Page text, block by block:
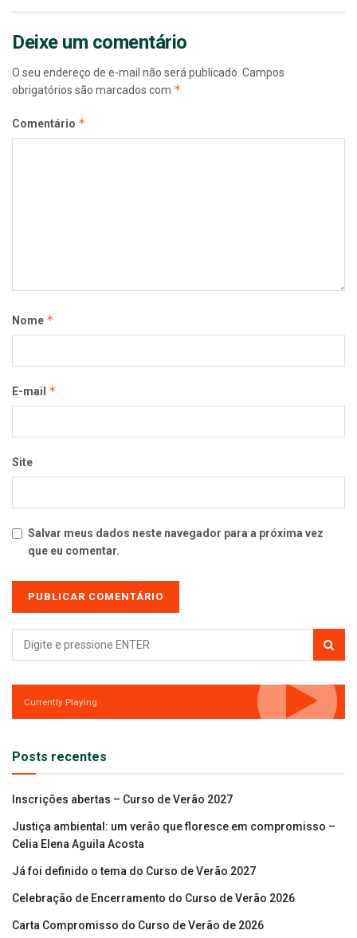
Deixe um comentário
O seu endereço de e-mail não será publicado. Campos
obrigatórios são marcados com *
Comentário *
Nome *
E-mail *
Site
Salvar meus dados neste navegador para a próxima vez
que eu comentar.
Currently Playing
Posts recentes
Inscrições abertas – Curso de Verão 2027
Justiça ambiental: um verão que floresce em compromisso –
Celia Elena Aguila Acosta
Já foi definido o tema do Curso de Verão 2027
Celebração de Encerramento do Curso de Verão 2026
Carta Compromisso do Curso de Verão de 2026